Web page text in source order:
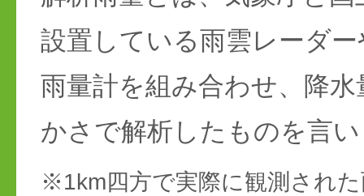
設置している雨雲レーダ
雨量計を組み合わせ、降
かさで解析したものを言
※1km四方で実際に観測され